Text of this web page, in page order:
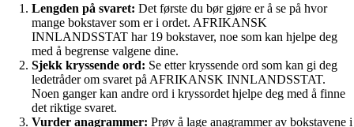
Lengden på svaret: Det første du bør gjøre er å se på hvor
mange bokstaver som er i ordet. AFRIKANSK
INNLANDSSTAT har 19 bokstaver, noe som kan hjelpe deg
med å begrense valgene dine.
Sjekk kryssende ord: Se etter kryssende ord som kan gi deg
ledetråder om svaret på AFRIKANSK INNLANDSSTAT.
Noen ganger kan andre ord i kryssordet hjelpe deg med å finne
det riktige svaret.
Vurder anagrammer: Prøv å lage anagrammer av bokstavene i